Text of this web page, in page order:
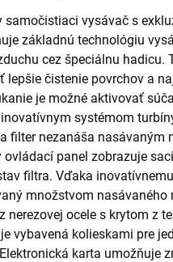
samočistiaci vysávač s
základnú technológiu
cez špeciálnu hadicu.
lepšie čistenie povrchov a
je možné aktivovať
systémom
filter nezanáša nasávaným
ovládací panel zobrazuje
filtra. Vďaka
množstvom
nerezovej ocele s krytom z
vybavená kolieskami pre
karta umožňuje